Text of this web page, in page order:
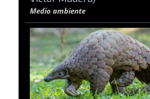
Medio ambiente